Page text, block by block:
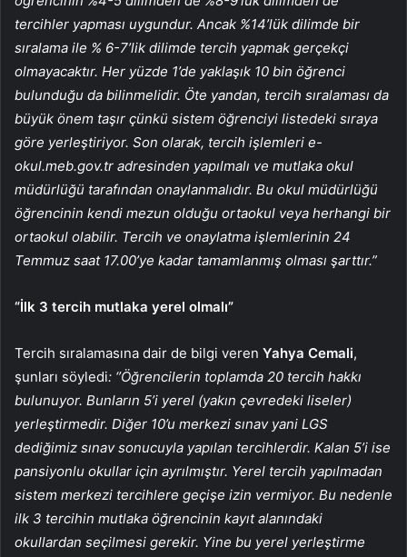
tercihler yapması uygundur. Ancak %14’lük dilimde bir
sıralama ile % 6-7’lik dilimde tercih yapmak gerçekçi
olmayacaktır. Her yüzde 1’de yaklaşık 10 bin öğrenci
bulunduğu da bilinmelidir. Öte yandan, tercih sıralaması da
büyük önem taşır çünkü sistem öğrenciyi listedeki sıraya
göre yerleştiriyor. Son olarak, tercih işlemleri e-
okul.meb.gov.tr adresinden yapılmalı ve mutlaka okul
müdürlüğü tarafından onaylanmalıdır. Bu okul müdürlüğü
öğrencinin kendi mezun olduğu ortaokul veya herhangi bir
ortaokul olabilir. Tercih ve onaylatma işlemlerinin 24
Temmuz saat 17.00’ye kadar tamamlanmış olması şarttır.”
“İlk 3 tercih mutlaka yerel olmalı”
Tercih sıralamasına dair de bilgi veren Yahya Cemali,
şunları söyledi: ‘’Öğrencilerin toplamda 20 tercih hakkı
bulunuyor. Bunların 5’i yerel (yakın çevredeki liseler)
yerleştirmedir. Diğer 10’u merkezi sınav yani LGS
dediğimiz sınav sonucuyla yapılan tercihlerdir. Kalan 5’i ise
pansiyonlu okullar için ayrılmıştır. Yerel tercih yapılmadan
sistem merkezi tercihlere geçişe izin vermiyor. Bu nedenle
ilk 3 tercihin mutlaka öğrencinin kayıt alanındaki
okullardan seçilmesi gerekir. Yine bu yerel yerleştirme